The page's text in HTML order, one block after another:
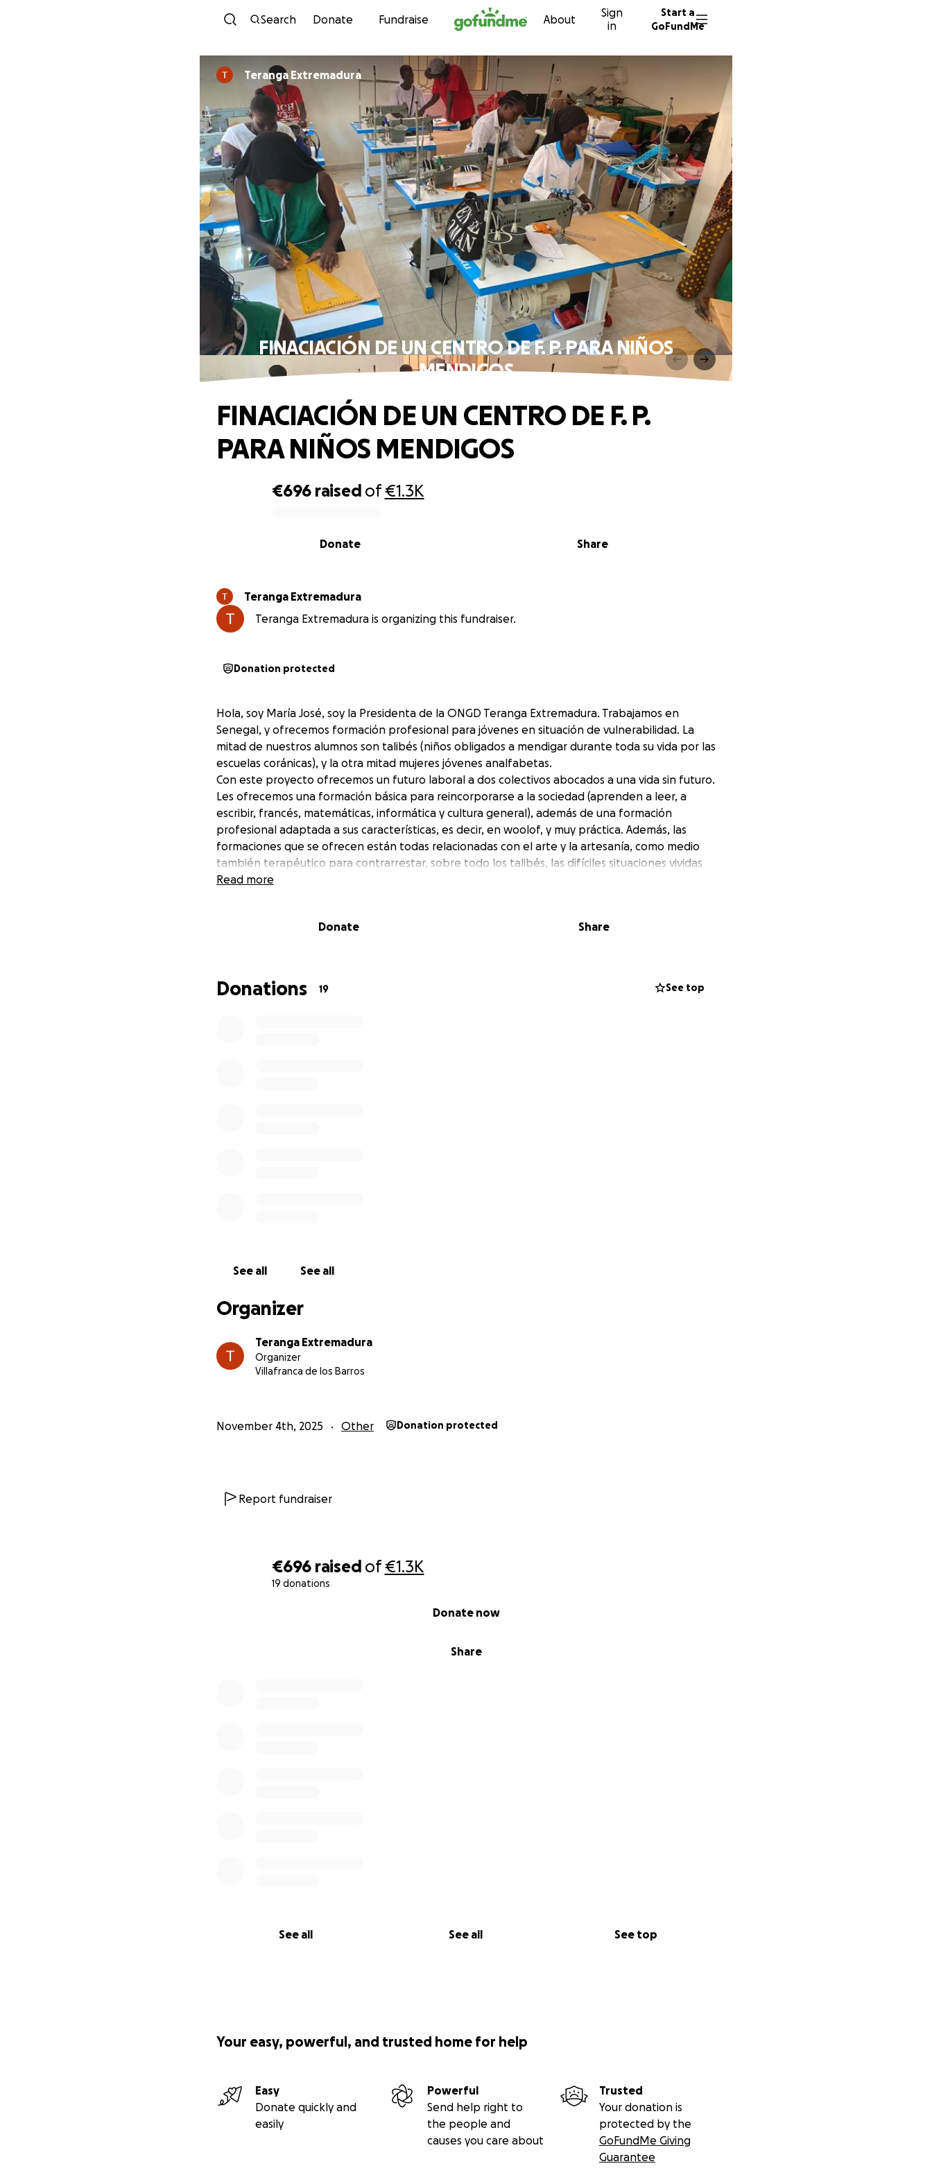
Skip to content
Search Donate Fundraise About
Sign
in
Start a
GoFundMe
€696 raised of€1.3K
19 donations
Share
Donate now
See all See all See top
Teranga Extremadura
FINACIACIÓN DE UN CENTRO DE F. P. PARA NIÑOS
MENDIGOS
€696 raised of€1.3K
Share
Donate
FINACIACIÓN DE UN CENTRO DE F. P.
PARA NIÑOS MENDIGOS
Teranga Extremadura
Teranga Extremadura is organizing this fundraiser.
Donation protected
Hola, soy María José, soy la Presidenta de la ONGD Teranga Extremadura. Trabajamos en
Senegal, y ofrecemos formación profesional para jóvenes en situación de vulnerabilidad. La
mitad de nuestros alumnos son talibés (niños obligados a mendigar durante toda su vida por las
escuelas coránicas), y la otra mitad mujeres jóvenes analfabetas.
Con este proyecto ofrecemos un futuro laboral a dos colectivos abocados a una vida sin futuro.
Les ofrecemos una formación básica para reincorporarse a la sociedad (aprenden a leer, a
escribir, francés, matemáticas, informática y cultura general), además de una formación
profesional adaptada a sus características, es decir, en woolof, y muy práctica. Además, las
formaciones que se ofrecen están todas relacionadas con el arte y la artesanía, como medio
también terapéutico para contrarrestar, sobre todo los talibés, las difíciles situaciones vividas
en sus vidas como mendigos.
nivel de vida ha subido muchísimo, y cada vez todo es más caro. Necesitamos apoyo urgente
Read more
Donate Share
Donations 19 See top
See all See all
Organizer
Teranga Extremadura
Organizer
Villafranca de los Barros
November 4th, 2025 Other Donation protected
Report fundraiser
Your easy, powerful, and trusted home for help
Easy
Donate quickly and
easily
Powerful
Send help right to
the people and
causes you care about
Trusted
Your donation is
protected by the
GoFundMe Giving
Guarantee